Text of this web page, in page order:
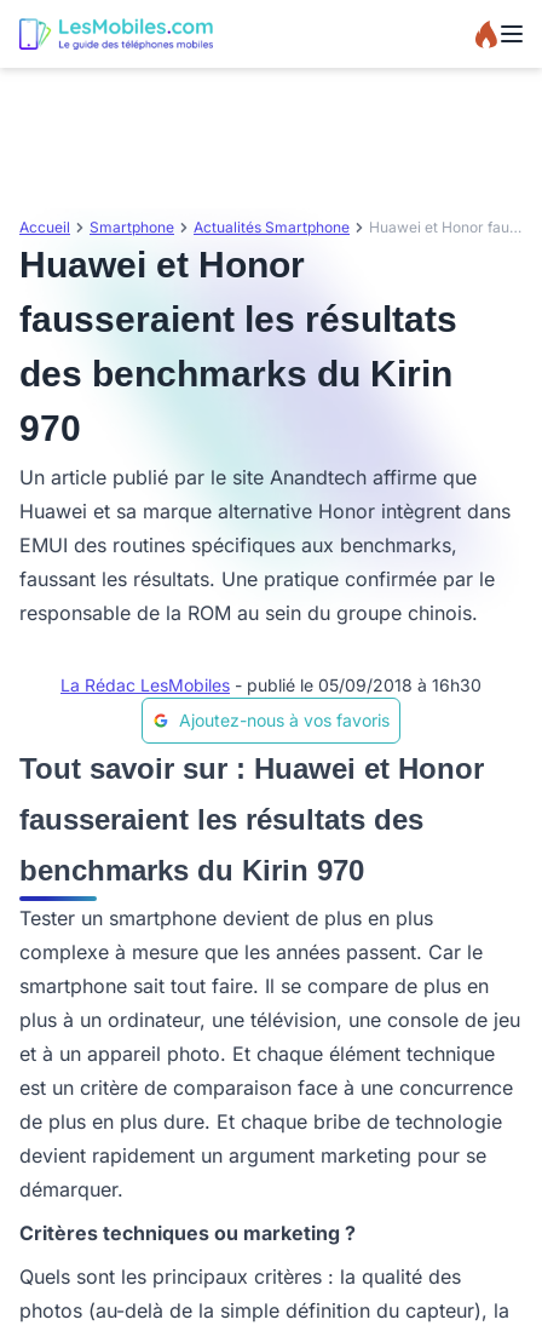
Accueil Smartphone Actualités Smartphone Huawei et Honor fausseraient les résultats des benchmarks du Kirin 970
Huawei et Honor
fausseraient les résultats
des benchmarks du Kirin
970
Un article publié par le site Anandtech affirme que
Huawei et sa marque alternative Honor intègrent dans
EMUI des routines spécifiques aux benchmarks,
faussant les résultats. Une pratique confirmée par le
responsable de la ROM au sein du groupe chinois.
La Rédac LesMobiles - publié le 05/09/2018 à 16h30
Ajoutez-nous à vos favoris
Tout savoir sur : Huawei et Honor
fausseraient les résultats des
benchmarks du Kirin 970
Tester un smartphone devient de plus en plus
complexe à mesure que les années passent. Car le
smartphone sait tout faire. Il se compare de plus en
plus à un ordinateur, une télévision, une console de jeu
et à un appareil photo. Et chaque élément technique
est un critère de comparaison face à une concurrence
de plus en plus dure. Et chaque bribe de technologie
devient rapidement un argument marketing pour se
démarquer.
Critères techniques ou marketing ?
Quels sont les principaux critères : la qualité des
photos (au-delà de la simple définition du capteur), la